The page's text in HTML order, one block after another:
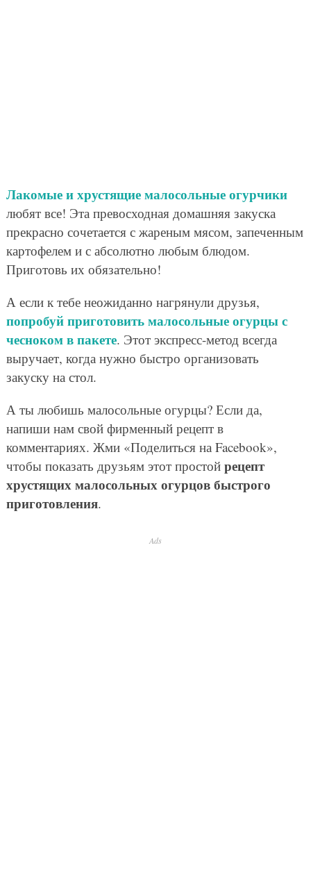
Лакомые и хрустящие малосольные огурчики
любят все! Эта превосходная домашняя закуска
прекрасно сочетается с жареным мясом, запеченным
картофелем и с абсолютно любым блюдом.
Приготовь их обязательно!
А если к тебе неожиданно нагрянули друзья,
попробуй приготовить малосольные огурцы с
чесноком в пакете. Этот экспресс-метод всегда
выручает, когда нужно быстро организовать
закуску на стол.
А ты любишь малосольные огурцы? Если да,
напиши нам свой фирменный рецепт в
комментариях. Жми «Поделиться на Facebook»,
чтобы показать друзьям этот простой рецепт
хрустящих малосольных огурцов быстрого
приготовления.
Ads